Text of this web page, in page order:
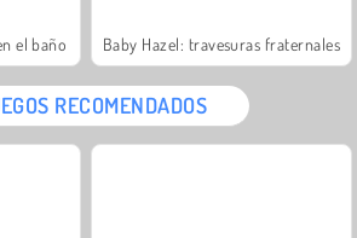
el baño Baby Hazel: travesuras fraternales
RECOMENDADOS